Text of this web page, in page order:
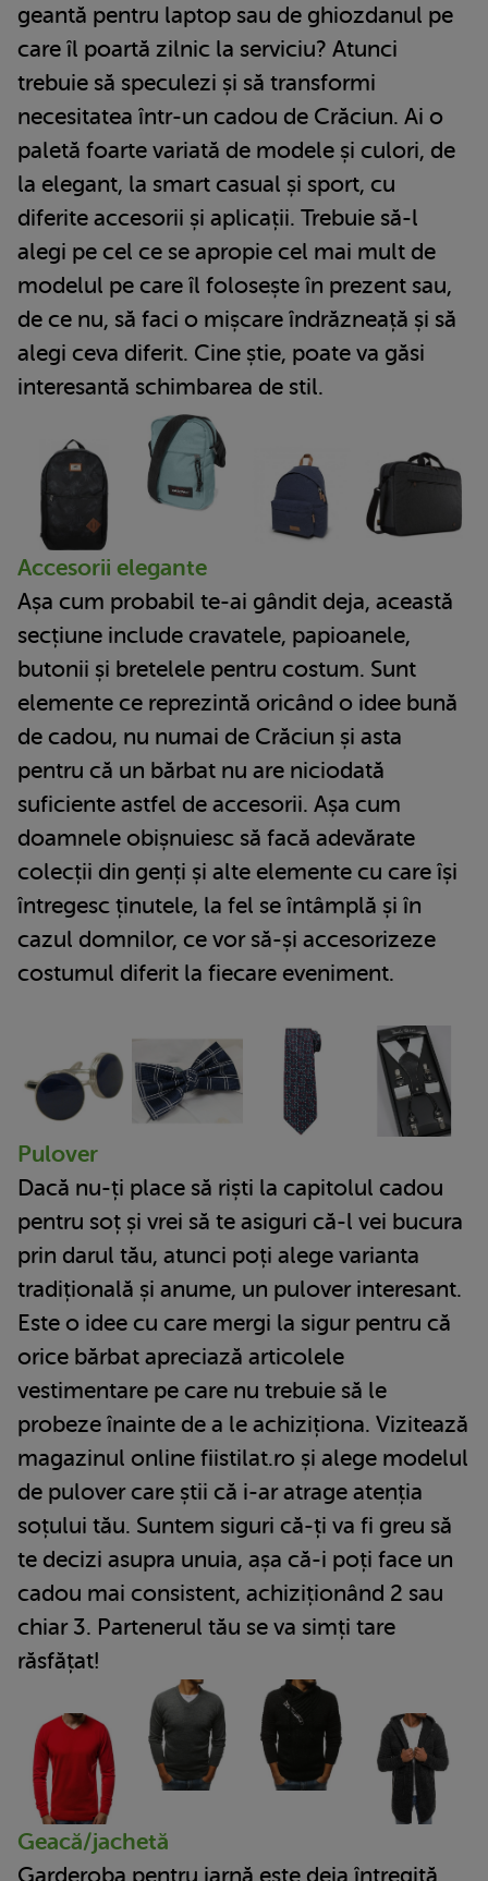
geantă pentru laptop sau de ghiozdanul pe
care îl poartă zilnic la serviciu? Atunci
trebuie să speculezi și să transformi
necesitatea într-un cadou de Crăciun. Ai o
paletă foarte variată de modele și culori, de
la elegant, la smart casual și sport, cu
diferite accesorii și aplicații. Trebuie să-l
alegi pe cel ce se apropie cel mai mult de
modelul pe care îl folosește în prezent sau,
de ce nu, să faci o mișcare îndrăzneață și să
alegi ceva diferit. Cine știe, poate va găsi
interesantă schimbarea de stil.
Accesorii elegante
Așa cum probabil te-ai gândit deja, această
secțiune include cravatele, papioanele,
butonii și bretelele pentru costum. Sunt
elemente ce reprezintă oricând o idee bună
de cadou, nu numai de Crăciun și asta
pentru că un bărbat nu are niciodată
suficiente astfel de accesorii. Așa cum
doamnele obișnuiesc să facă adevărate
colecții din genți și alte elemente cu care își
întregesc ținutele, la fel se întâmplă și în
cazul domnilor, ce vor să-și accesorizeze
costumul diferit la fiecare eveniment.
Pulover
Dacă nu-ți place să riști la capitolul cadou
pentru soț și vrei să te asiguri că-l vei bucura
prin darul tău, atunci poți alege varianta
tradițională și anume, un pulover interesant.
Este o idee cu care mergi la sigur pentru că
orice bărbat apreciază articolele
vestimentare pe care nu trebuie să le
probeze înainte de a le achiziționa. Vizitează
magazinul online fiistilat.ro și alege modelul
de pulover care știi că i-ar atrage atenția
soțului tău. Suntem siguri că-ți va fi greu să
te decizi asupra unuia, așa că-i poți face un
cadou mai consistent, achiziționând 2 sau
chiar 3. Partenerul tău se va simți tare
răsfățat!
Geacă/jachetă
Garderoba pentru iarnă este deja întregită,